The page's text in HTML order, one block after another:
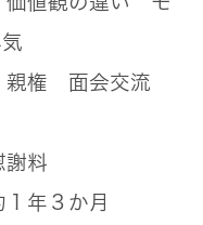
親権 面会交流
料
年３か月